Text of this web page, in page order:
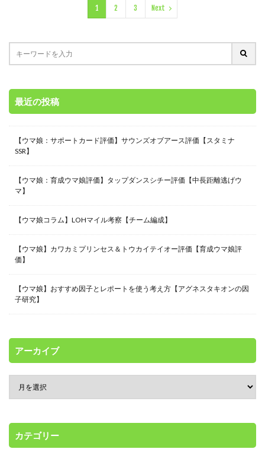
1 2 3 Next
最近の投稿
【ウマ娘：サポートカード評価】サウンズオブアース評価【スタミナ
SSR】
【ウマ娘：育成ウマ娘評価】タップダンスシチー評価【中長距離逃げウ
マ】
【ウマ娘コラム】LOHマイル考察【チーム編成】
【ウマ娘】カワカミプリンセス＆トウカイテイオー評価【育成ウマ娘評
価】
【ウマ娘】おすすめ因子とレポートを使う考え方【アグネスタキオンの因
子研究】
アーカイブ
カテゴリー